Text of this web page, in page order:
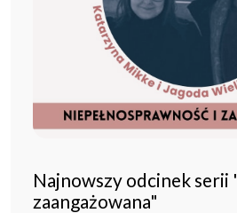
Najnowszy odcinek
zaangażowana"